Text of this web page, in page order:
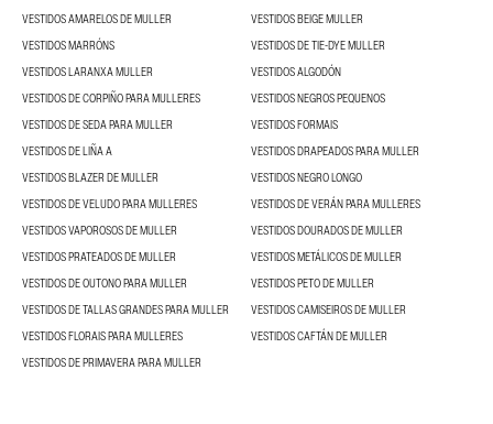
VESTIDOS AMARELOS DE MULLER
VESTIDOS BEIGE MULLER
VESTIDOS MARRÓNS
VESTIDOS DE TIE-DYE MULLER
VESTIDOS LARANXA MULLER
VESTIDOS ALGODÓN
VESTIDOS DE CORPIÑO PARA MULLERES
VESTIDOS NEGROS PEQUENOS
VESTIDOS DE SEDA PARA MULLER
VESTIDOS FORMAIS
VESTIDOS DE LIÑA A
VESTIDOS DRAPEADOS PARA MULLER
VESTIDOS BLAZER DE MULLER
VESTIDOS NEGRO LONGO
VESTIDOS DE VELUDO PARA MULLERES
VESTIDOS DE VERÁN PARA MULLERES
VESTIDOS VAPOROSOS DE MULLER
VESTIDOS DOURADOS DE MULLER
VESTIDOS PRATEADOS DE MULLER
VESTIDOS METÁLICOS DE MULLER
VESTIDOS DE OUTONO PARA MULLER
VESTIDOS PETO DE MULLER
VESTIDOS DE TALLAS GRANDES PARA MULLER
VESTIDOS CAMISEIROS DE MULLER
VESTIDOS FLORAIS PARA MULLERES
VESTIDOS CAFTÁN DE MULLER
VESTIDOS DE PRIMAVERA PARA MULLER